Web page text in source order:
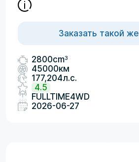
Заказать такой же
2800cm3
45000км
177,204л.с.
4.5
FULLTIME4WD
2026-06-27